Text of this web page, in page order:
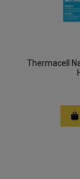
Thermacell